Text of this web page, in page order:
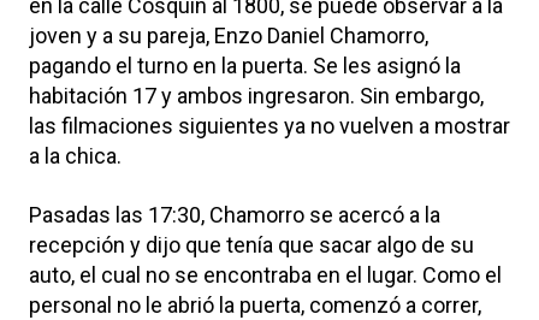
en la calle Cosquín al 1800, se puede observar a la
joven y a su pareja, Enzo Daniel Chamorro,
pagando el turno en la puerta. Se les asignó la
habitación 17 y ambos ingresaron. Sin embargo,
las filmaciones siguientes ya no vuelven a mostrar
a la chica.
Pasadas las 17:30, Chamorro se acercó a la
recepción y dijo que tenía que sacar algo de su
auto, el cual no se encontraba en el lugar. Como el
personal no le abrió la puerta, comenzó a correr,